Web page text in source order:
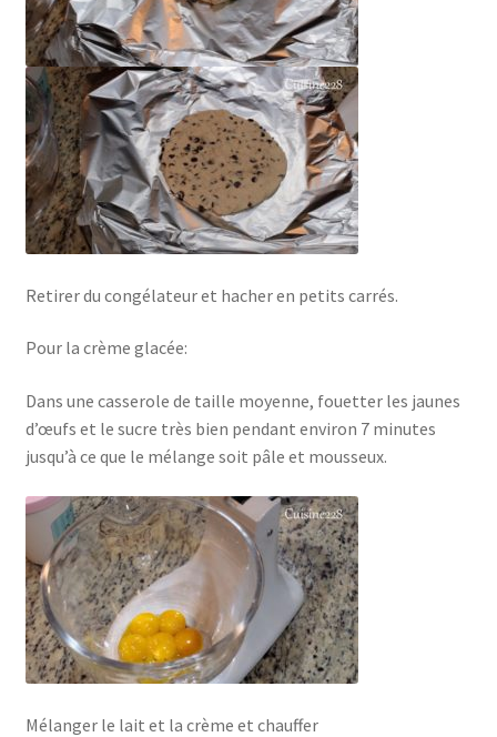
Retirer du congélateur et hacher en petits carrés.
Pour la crème glacée:
Dans une casserole de taille moyenne, fouetter les jaunes
d’œufs et le sucre très bien pendant environ 7 minutes
jusqu’à ce que le mélange soit pâle et mousseux.
Mélanger le lait et la crème et chauffer